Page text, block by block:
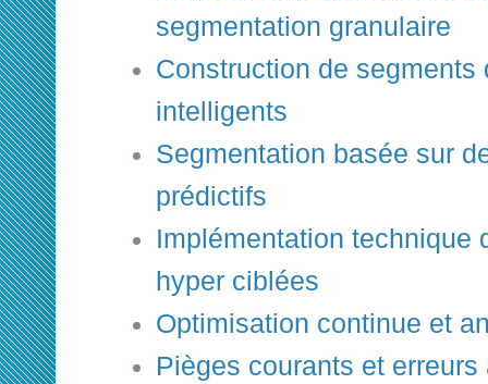
segmentation granulaire
Construction de segments
intelligents
Segmentation basée sur
prédictifs
Implémentation technique
hyper ciblées
Optimisation continue et
Pièges courants et erreurs